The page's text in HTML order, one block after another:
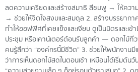
ลดความเครียดและสร้างสมาธิ สีชมพู → ให้ควา
→ ช่วยให้จิตใจสงบและสมดุล 2. สร้างบรรยาก
ทำให้ออฟฟิศที่เคยแข็งและเงียบ ดูเป็นมิตรและเข้
ประชุม หรือเคาน์เตอร์ต้อนรับลูกค้า — ดอกไม้ที่
คนรู้สึกว่า “องค์กรนี้มีชีวิต” 3. ช่วยให้พนักงาน
ว่าการเห็นดอกไม้สดในตอนเช้า เหมือนได้เริ่มต้น